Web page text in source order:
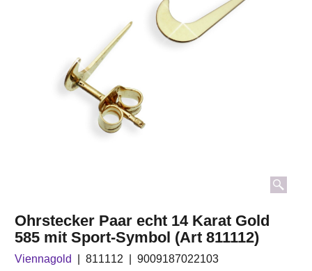
Ohrstecker Paar echt 14 Karat Gold
585 mit Sport-Symbol (Art 811112)
Viennagold 811112 9009187022103